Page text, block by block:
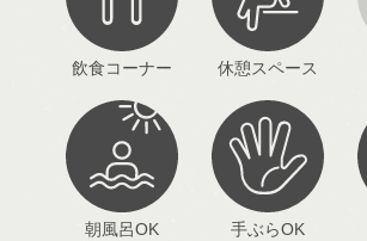
飲食コーナー 休憩スペース
朝風呂OK 手ぶらOK